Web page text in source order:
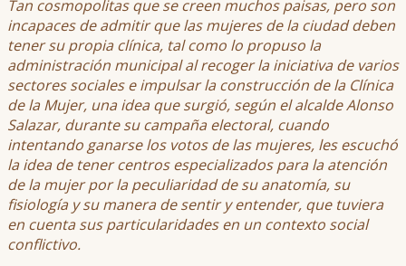
Tan cosmopolitas que se creen muchos paisas, pero son
incapaces de admitir que las mujeres de la ciudad deben
tener su propia clínica, tal como lo propuso la
administración municipal al recoger la iniciativa de varios
sectores sociales e impulsar la construcción de la Clínica
de la Mujer, una idea que surgió, según el alcalde Alonso
Salazar, durante su campaña electoral, cuando
intentando ganarse los votos de las mujeres, les escuchó
la idea de tener centros especializados para la atención
de la mujer por la peculiaridad de su anatomía, su
fisiología y su manera de sentir y entender, que tuviera
en cuenta sus particularidades en un contexto social
conflictivo.